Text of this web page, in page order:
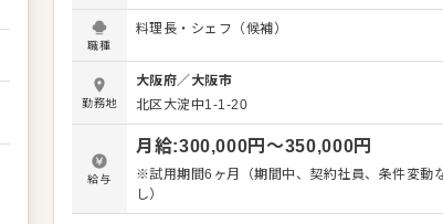
して開業した当ホテルで、お客様に最高の食体験
提供してください。 イタリア・フランスなどの西
リジナル料理の調理全般をお任せします。 通常調
に加え、お客様の目の前でパフォーマンスを行う
イブステーションでの料理、ホット料理・コール
料理にも携わっていただきます。 ビュッフェ、
ス、アラカルトなど、多彩な調理スタイルを経験
きるため、あなたのスキルアップに繋がることは
違いありません。 ＜おすすめポイント＞ ウェステ
職種
料理長・シェフ（候補）
勤務地
大阪府／ 大阪市
北区大淀中1-1-20
給与
月給:300,000円〜350,000円
※試用期間6ヶ月（期間中、契約社員、条件変動
し）